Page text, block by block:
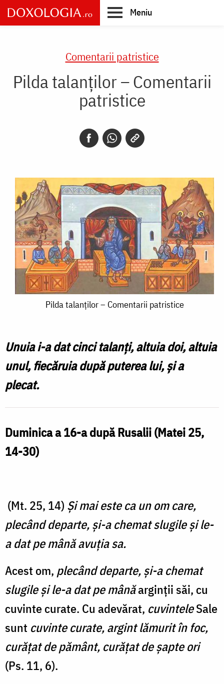
Skip
to
main
Meniu
Comentarii patristice
Pilda talanților – Comentarii
patristice
Comentarii
patristice
Pilda talanților – Comentarii patristice
Unuia i-a dat cinci talanţi, altuia doi, altuia
unul, fiecăruia după puterea lui, şi a
plecat.
Duminica a 16-a după Rusalii(Matei 25,
14-30)
(Mt. 25, 14) Şi mai este ca un om care,
plecând departe, şi-a chemat slugile şi le-
a dat pe mână avuţia sa.
Acest om, plecând departe, şi-a chemat
slugile şi le-a dat pe mânăarginții săi, cu
cuvinte curate. Cu adevărat, cuvinteleSale
sunt cuvinte curate, argint lămurit în foc,
curăţat de pământ, curăţat de şapte ori
(Ps. 11, 6).